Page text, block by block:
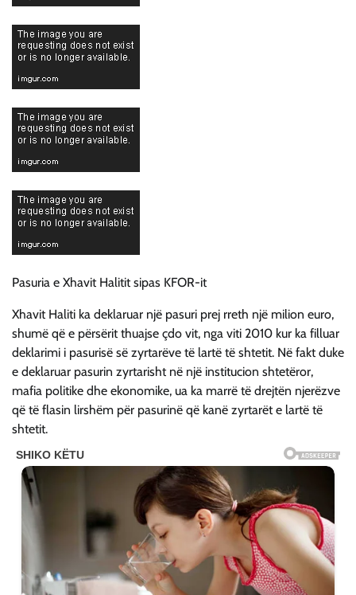
Pasuria e Xhavit Halitit sipas KFOR-it
Xhavit Haliti ka deklaruar një pasuri prej rreth një milion euro,
shumë që e përsërit thuajse çdo vit, nga viti 2010 kur ka filluar
deklarimi i pasurisë së zyrtarëve të lartë të shtetit. Në fakt duke
e deklaruar pasurin zyrtarisht në një institucion shtetëror,
mafia politike dhe ekonomike, ua ka marrë të drejtën njerëzve
që të flasin lirshëm për pasurinë që kanë zyrtarët e lartë të
shtetit.